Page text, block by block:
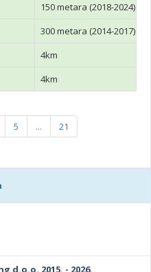
150 metara (2018-2024)
300 metara (2014-2017)
4km
4km
5 ... 21
d.o.o. 2015. - 2026.